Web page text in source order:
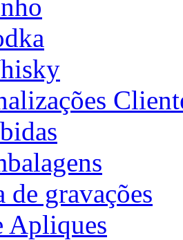
de gravações
Apliques